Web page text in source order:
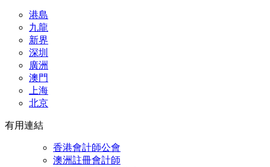
港島
九龍
新界
深圳
廣洲
澳門
上海
北京
有用連結
香港會計師公會
澳洲註冊會計師